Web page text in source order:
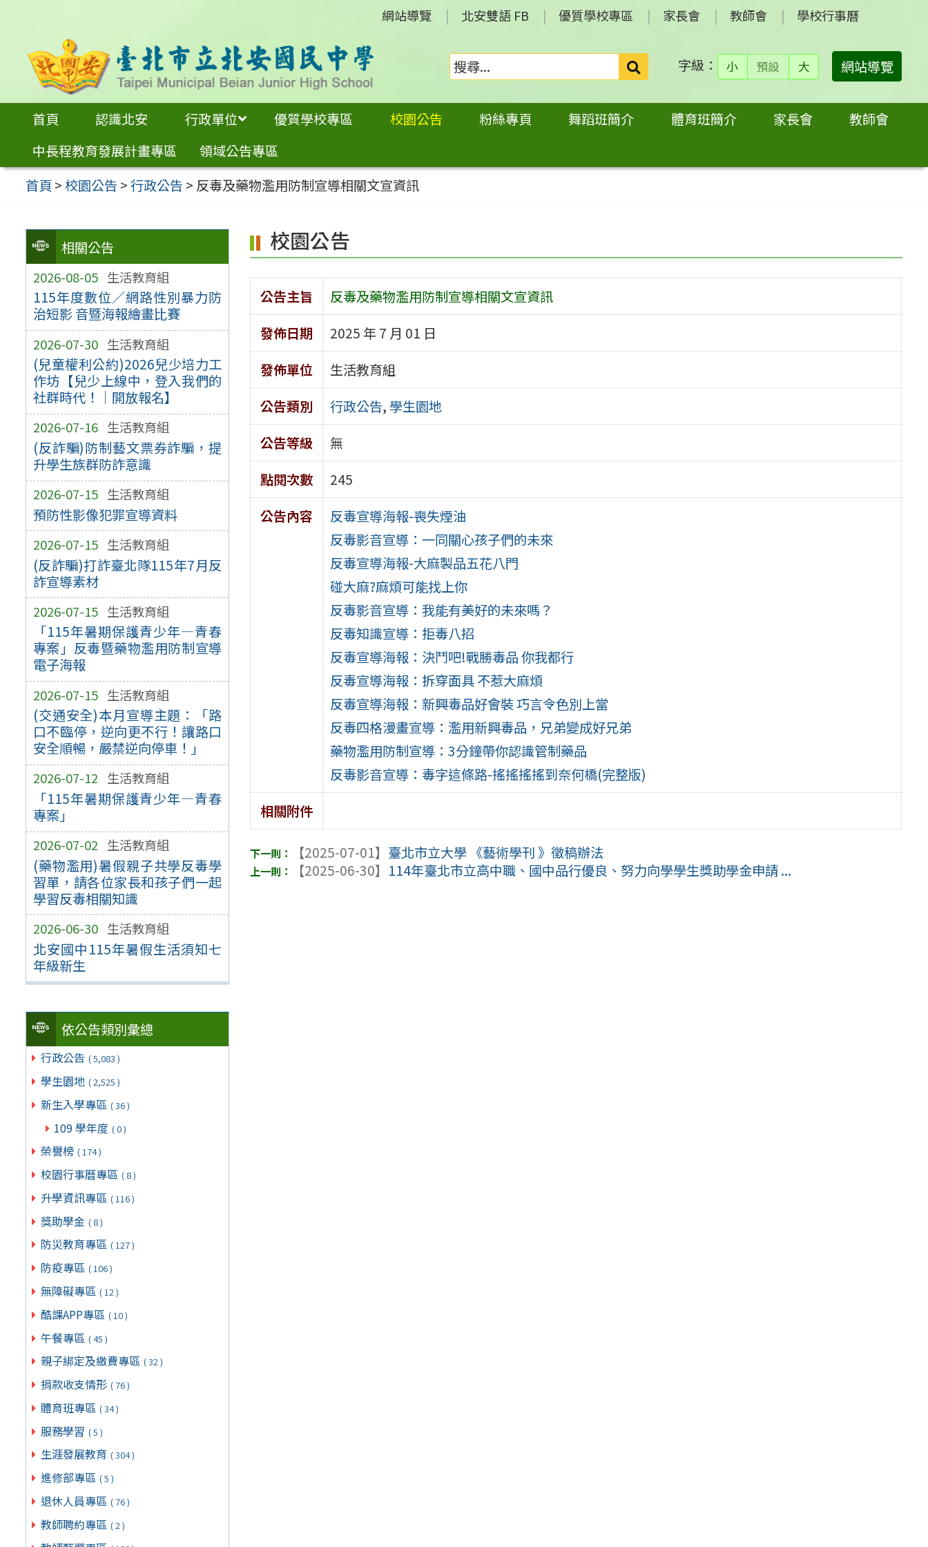
內
網站導覽 北安雙語 FB 優質學校專區 家長會 教師會 學校行事曆
搜
尋：
字級： 小 預設 大 網站導覽
首頁 認識北安 行政單位 優質學校專區 校園公告 粉絲專頁 舞蹈班簡介 體育班簡介 家長會
教師會
中長程教育發展計畫專區
領域公告專區
首頁 >校園公告 >行政公告 > 反毒及藥物濫用防制宣導相關文宣資訊
相關公告
2026-08-05 生活教育組
115年度數位／網路性別暴力防
治短影 音暨海報繪畫比賽
2026-07-30 生活教育組
(兒童權利公約)2026兒少培力工
作坊【兒少上線中，登入我們的
社群時代！｜開放報名】
2026-07-16 生活教育組
(反詐騙)防制藝文票券詐騙，提
升學生族群防詐意識
2026-07-15 生活教育組
預防性影像犯罪宣導資料
2026-07-15 生活教育組
(反詐騙)打詐臺北隊115年7月反
詐宣導素材
2026-07-15 生活教育組
「115年暑期保護青少年—青春
專案」反毒暨藥物濫用防制宣導
電子海報
2026-07-15 生活教育組
(交通安全)本月宣導主題：「路
口不臨停，逆向更不行！讓路口
安全順暢，嚴禁逆向停車！」
2026-07-12 生活教育組
「115年暑期保護青少年—青春
專案」
2026-07-02 生活教育組
(藥物濫用)暑假親子共學反毒學
習單，請各位家長和孩子們一起
學習反毒相關知識
2026-06-30 生活教育組
北安國中115年暑假生活須知七
年級新生
依公告類別彙總
行政公告 ( 5,083 )
學生園地 ( 2,525 )
新生入學專區 ( 36 )
109 學年度 ( 0 )
榮譽榜 ( 174 )
校園行事曆專區 ( 8 )
升學資訊專區 ( 116 )
獎助學金 ( 8 )
防災教育專區 ( 127 )
防疫專區 ( 106 )
無障礙專區 ( 12 )
酷課APP專區 ( 10 )
午餐專區 ( 45 )
親子綁定及繳費專區 ( 32 )
捐款收支情形 ( 76 )
體育班專區 ( 34 )
服務學習 ( 5 )
生涯發展教育 ( 304 )
進修部專區 ( 5 )
退休人員專區 ( 76 )
教師聘約專區 ( 2 )
校園公告
公告主旨
反毒及藥物濫用防制宣導相關文宣資訊
發佈日期
2025 年 7 月 01 日
發佈單位
生活教育組
公告類別
行政公告, 學生園地
公告等級
無
點閱次數
245
公告內容
反毒宣導海報-喪失煙油
反毒影音宣導：一同關心孩子們的未來
反毒宣導海報-大麻製品五花八門
碰大麻?麻煩可能找上你
反毒影音宣導：我能有美好的未來嗎？
反毒知識宣導：拒毒八招
反毒宣導海報：決鬥吧!戰勝毒品 你我都行
反毒宣導海報：拆穿面具 不惹大麻煩
反毒宣導海報：新興毒品好會裝 巧言令色別上當
反毒四格漫畫宣導：濫用新興毒品，兄弟變成好兄弟
藥物濫用防制宣導：3分鐘帶你認識管制藥品
反毒影音宣導：毒字這條路-搖搖搖搖到奈何橋(完整版)
相關附件
【2025-07-01】 臺北市立大學 《藝術學刊 》徵稿辦法
【2025-06-30】 114年臺北市立高中職、國中品行優良、努力向學學生獎助學金申請 ...